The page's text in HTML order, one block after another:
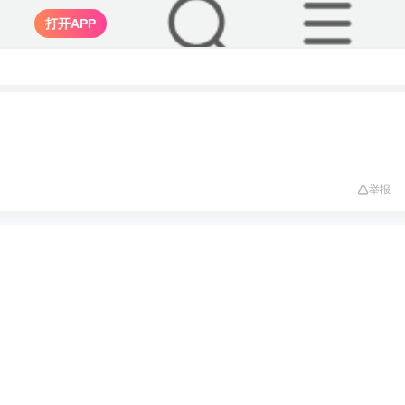
打开APP
举报